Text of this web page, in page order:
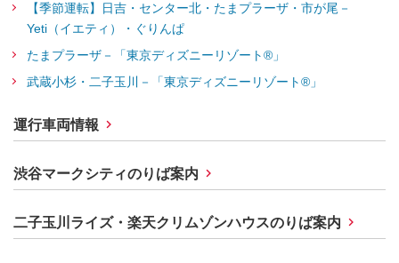
【季節運転】日吉・センター北・たまプラーザ・市が尾－
Yeti（イエティ）・ぐりんぱ
たまプラーザ－「東京ディズニーリゾート®」
武蔵小杉・二子玉川－「東京ディズニーリゾート®」
運行車両情報
渋谷マークシティのりば案内
二子玉川ライズ・楽天クリムゾンハウスのりば案内